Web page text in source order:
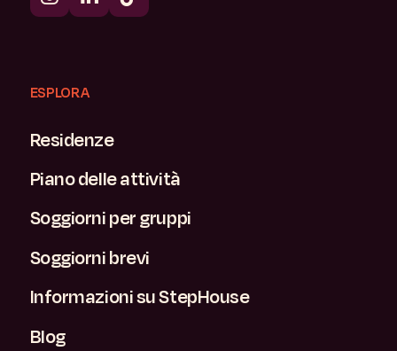
ESPLORA
Residenze
Piano delle attività
Soggiorni per gruppi
Soggiorni brevi
Informazioni su StepHouse
Blog